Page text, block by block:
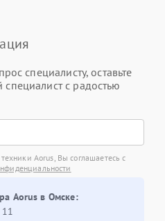
специалисту, оставьте
с радостью
Aorus, Вы соглашаетесь с
Aorus в Омске:
11